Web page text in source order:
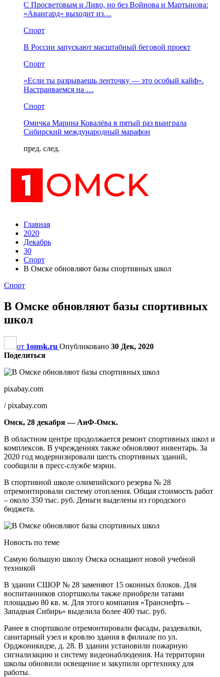
С Просветовым и Ливо, но без Войнова и Мартынова:
«Авангард» выходит из…
Спорт
В России запускают масштабный беговой проект
Спорт
«Если ты разрываешь ленточку — это особый кайф».
Настраиваемся на …
Спорт
Омичка Марина Ковалёва в пятый раз выиграла
Сибирский международный марафон
пред. след.
Главная
2020
Декабрь
30
Спорт
В Омске обновляют базы спортивных школ
Спорт
В Омске обновляют базы спортивных
школ
от 1omsk.ru Опубликовано 30 Дек, 2020
Поделиться
pixabay.com
/ pixabay.com
Омск, 28 декабря — АиФ-Омск.
В областном центре продолжается ремонт спортивных школ и
комплексов. В учреждениях также обновляют инвентарь. За
2020 год модернизировали шесть спортивных зданий,
сообщили в пресс-службе мэрии.
В спортивной школе олимпийского резерва № 28
отремонтировали систему отопления. Общая стоимость работ
– около 350 тыс. руб. Деньги выделены из городского
бюджета.
Новость по теме
Самую большую школу Омска оснащают новой учебной
техникой
В здании СШОР № 28 заменяют 15 оконных блоков. Для
воспитанников спортшколы также приобрели татами
площадью 80 кв. м. Для этого компания «Транснефть –
Западная Сибирь» выделила более 400 тыс. руб.
Ранее в спортшколе отремонтировали фасады, раздевалки,
санитарный узел и кровлю здания в филиале по ул.
Орджоникидзе, д. 28. В здании установили пожарную
сигнализацию и систему видеонаблюдения. На территории
школы обновили освещение и закупили оргтехнику для
работы.